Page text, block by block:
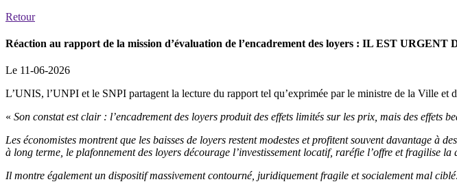
Retour
Réaction au rapport de la mission d’évaluation de l’encadrement des loyers : IL EST
Le 11-06-2026
L’UNIS, l’UNPI et le SNPI partagent la lecture du rapport tel qu’exprimée par le ministre de la Ville et
« Son constat est clair : l’encadrement des loyers produit des effets limités sur les prix, mais des effets
Les économistes montrent que les baisses de loyers restent modestes et profitent souvent davantage à
à long terme, le plafonnement des loyers décourage l’investissement locatif, raréfie l’offre et fragilise la
Il montre également un dispositif massivement contourné, juridiquement fragile et socialement mal ciblé